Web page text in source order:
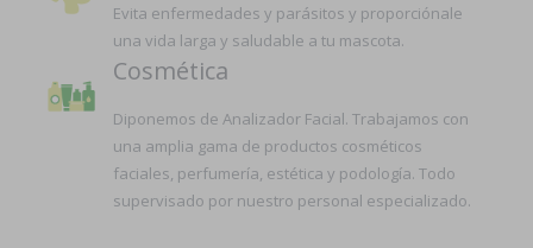
Evita enfermedades y parásitos y proporciónale
una vida larga y saludable a tu mascota.
Cosmética
Diponemos de Analizador Facial. Trabajamos con
una amplia gama de productos cosméticos
faciales, perfumería, estética y podología. Todo
supervisado por nuestro personal especializado.